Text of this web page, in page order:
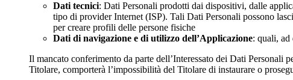
Dati tecnici: Dati Personali prodotti dai dispositivi, dalle
tipo di provider Internet (ISP). Tali Dati Personali possono
per creare profili delle persone fisiche
Dati di navigazione e di utilizzo dell’Applicazione: quali, ad
Il mancato conferimento da parte dell’Interessato dei Dati Personali
Titolare, comporterà l’impossibilità del Titolare di instaurare o